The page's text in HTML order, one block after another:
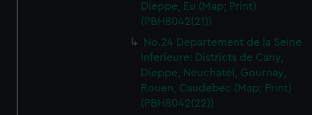
Dieppe, Eu (Map; Print)
(PBH8042(21))
No.24 Departement de la Seine
Inferieure: Districts de Cany,
Dieppe, Neuchatel, Gournay,
Rouen, Caudebec (Map; Print)
(PBH8042(22))